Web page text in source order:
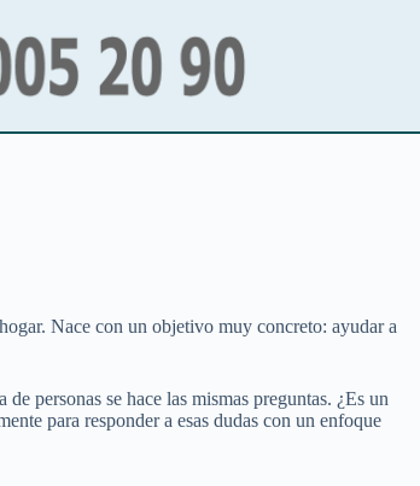
Nace con un objetivo muy concreto: ayudar a
personas se hace las mismas preguntas. ¿Es un
para responder a esas dudas con un enfoque